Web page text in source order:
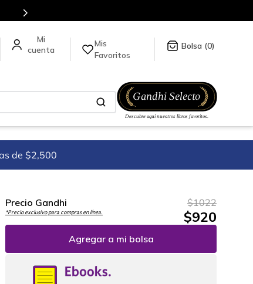
Mis
Favoritos
0
de $2,500
Precio Gandhi
*Precio exclusivo para compras en línea.
$1022
$920
Agregar a mi bolsa